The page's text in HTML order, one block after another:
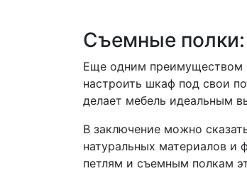
Съемные полки:
Еще одним преимуществом
настроить шкаф под свои
делает мебель идеальным
В заключение можно
натуральных материалов и
петлям и съемным полкам